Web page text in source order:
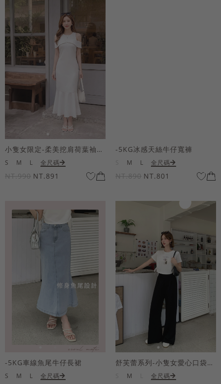
小隻女限定-柔美挖肩荷葉袖魚尾長洋裝
S M L 全尺碼
NT.990 NT.891
-5KG冰感天絲牛仔寬褲
M L 全尺碼
NT.890 NT.801
-5KG車線魚尾牛仔長裙
S M L 全尺碼
舒芙蕾系列-小隻女愛心口袋寬褲
M 全尺碼